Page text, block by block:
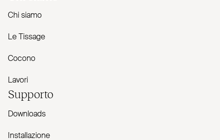
Chi siamo
Le Tissage
Cocono
Lavori
Supporto
Downloads
Installazione